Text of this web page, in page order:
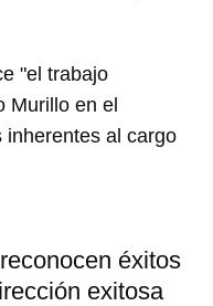
"el trabajo
Murillo en el
inherentes al cargo
éxitos
exitosa